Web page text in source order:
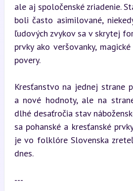
ale aj spoločenské zriadenie.
boli často asimilované,
ľudových zvykov sa v skrytej
prvky ako veršovanky,
povery.
Kresťanstvo na jednej strane
a nové hodnoty, ale na
dlhé desaťročia stav
sa pohanské a kresťanské
je vo folklóre Slovenska
dnes.
---